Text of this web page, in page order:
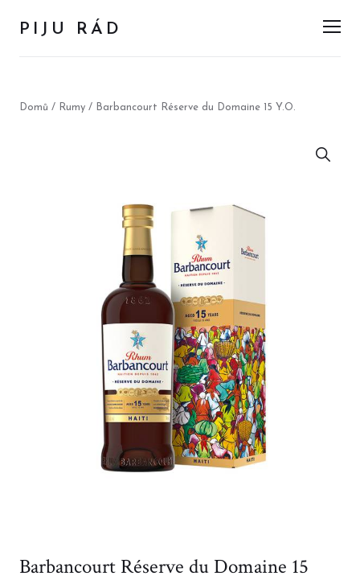
PIJU RÁD
Domů / Rumy / Barbancourt Réserve du Domaine 15 Y.O.
Barbancourt Réserve du Domaine 15